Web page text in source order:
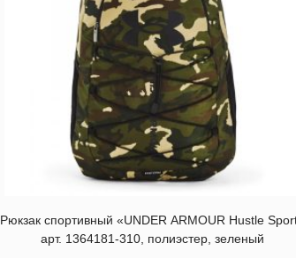
Рюкзак спортивный «UNDER ARMOUR Hustle
арт. 1364181-310, полиэстер, зеленый